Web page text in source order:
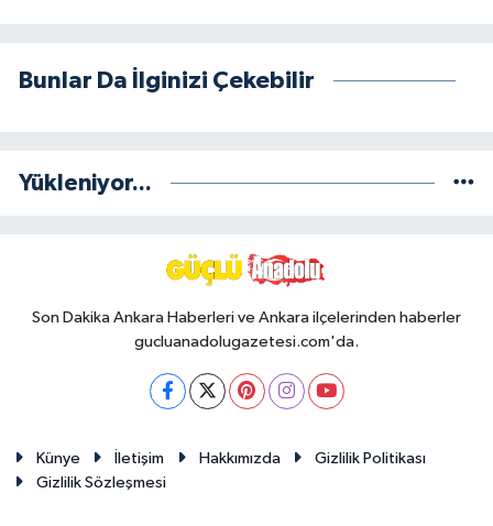
Bunlar Da İlginizi Çekebilir
Yükleniyor...
Son Dakika Ankara Haberleri ve Ankara ilçelerinden haberler
gucluanadolugazetesi.com'da.
Künye İletişim Hakkımızda
Gizlilik Politikası
Gizlilik Sözleşmesi